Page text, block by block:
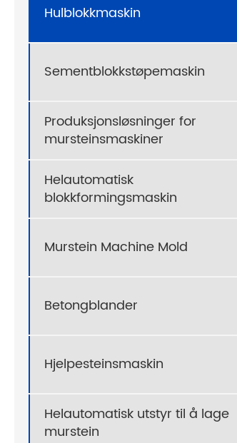
Hulblokkmaskin
Sementblokkstøpemaskin
Produksjonsløsninger for
mursteinsmaskiner
Helautomatisk
blokkformingsmaskin
Murstein Machine Mold
Betongblander
Hjelpesteinsmaskin
Helautomatisk utstyr til å lage
murstein